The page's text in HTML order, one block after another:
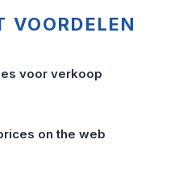
VOORDELEN
voor verkoop
on the web